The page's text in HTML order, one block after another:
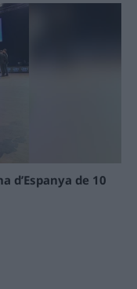
d’Espanya de 10